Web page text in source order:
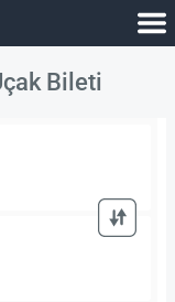
Bileti